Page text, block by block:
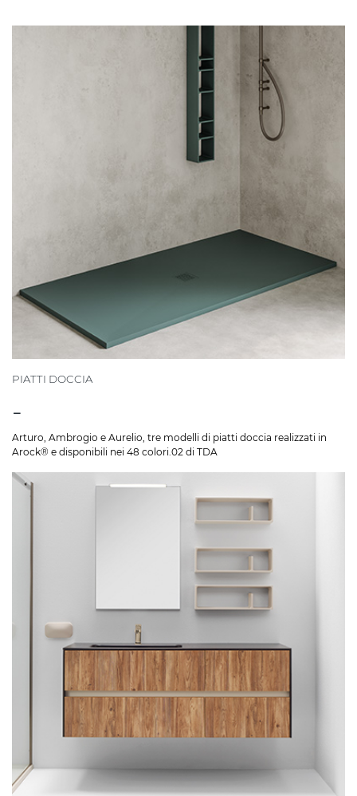
PIATTI DOCCIA
-
Arturo, Ambrogio e Aurelio, tre modelli di piatti doccia realizzati in
Arock® e disponibili nei 48 colori.02 di TDA